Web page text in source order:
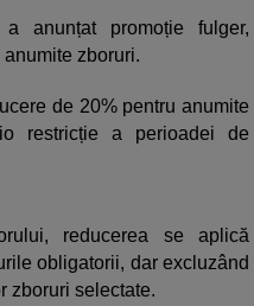
anunțat promoție fulger,
zboruri.
de 20% pentru anumite
restricție a perioadei de
reducerea se aplică
obligatorii, dar excluzând
zboruri selectate.